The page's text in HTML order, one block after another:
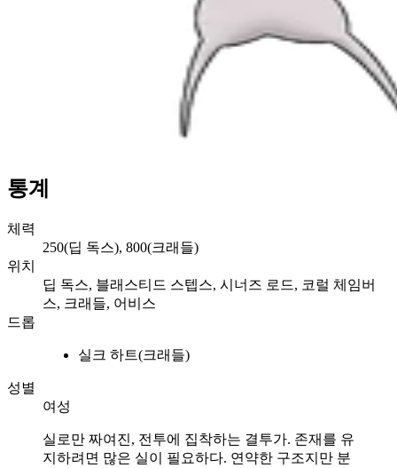
통계
체력
250(딥 독스), 800(크래들)
위치
딥 독스, 블래스티드 스텝스, 시너즈 로드, 코럴 체임버
스, 크래들, 어비스
드롭
실크 하트(크래들)
성별
여성
실로만 짜여진, 전투에 집착하는 결투가. 존재를 유
지하려면 많은 실이 필요하다. 연약한 구조지만 분